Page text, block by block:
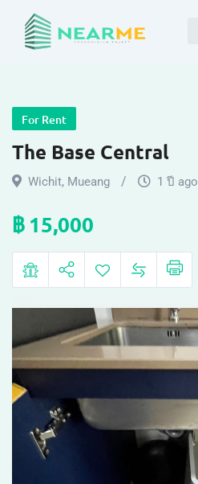
For Rent
The Base Central
Wichit, Mueang 1 ปี ago
฿ 15,000